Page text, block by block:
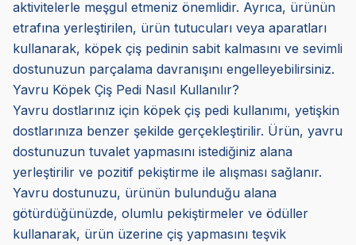
aktivitelerle meşgul etmeniz önemlidir. Ayrıca, ürünün
etrafına yerleştirilen, ürün tutucuları veya aparatları
kullanarak, köpek çiş pedinin sabit kalmasını ve sevimli
dostunuzun parçalama davranışını engelleyebilirsiniz.
Yavru Köpek Çiş Pedi Nasıl Kullanılır?
Yavru dostlarınız için köpek çiş pedi kullanımı, yetişkin
dostlarınıza benzer şekilde gerçekleştirilir. Ürün, yavru
dostunuzun tuvalet yapmasını istediğiniz alana
yerleştirilir ve pozitif pekiştirme ile alışması sağlanır.
Yavru dostunuzu, ürünün bulunduğu alana
götürdüğünüzde, olumlu pekiştirmeler ve ödüller
kullanarak, ürün üzerine çiş yapmasını teşvik